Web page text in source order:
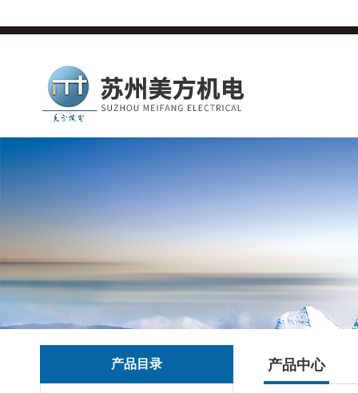
产品目录 产品中心